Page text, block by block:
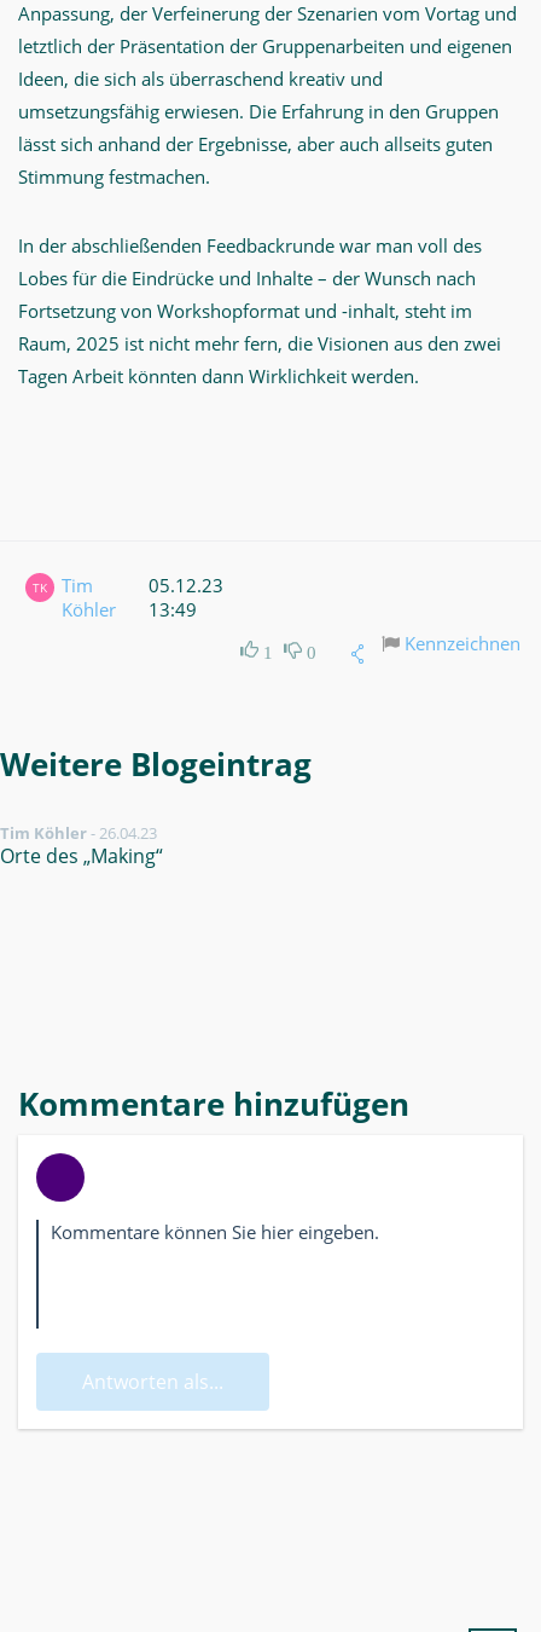
Anpassung, der Verfeinerung der Szenarien vom Vortag und
letztlich der Präsentation der Gruppenarbeiten und eigenen
Ideen, die sich als überraschend kreativ und
umsetzungsfähig erwiesen. Die Erfahrung in den Gruppen
lässt sich anhand der Ergebnisse, aber auch allseits guten
Stimmung festmachen.
In der abschließenden Feedbackrunde war man voll des
Lobes für die Eindrücke und Inhalte – der Wunsch nach
Fortsetzung von Workshopformat und -inhalt, steht im
Raum, 2025 ist nicht mehr fern, die Visionen aus den zwei
Tagen Arbeit könnten dann Wirklichkeit werden.
TK
Tim
Köhler
05.12.23
13:49
1 0 Kennzeichnen
Weitere Blogeintrag
Tim Köhler-26.04.23
Orte des „Making“
Kommentare hinzufügen
Antworten als...